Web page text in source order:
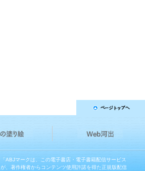
「ABJマークは、この電子書店・電子書籍配信サービス
が、著作権者からコンテンツ使用許諾を得た正規版配信